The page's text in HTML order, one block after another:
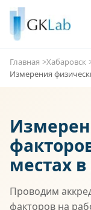
Главная Хабаровск
Измерения
местах
Проводим
факторов на